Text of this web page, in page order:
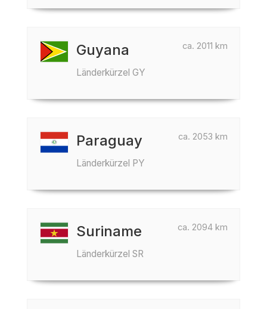
ca. 2011 km
Guyana
Länderkürzel GY
ca. 2053 km
Paraguay
Länderkürzel PY
ca. 2094 km
Suriname
Länderkürzel SR